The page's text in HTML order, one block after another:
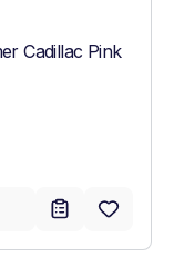
Cadillac Pink